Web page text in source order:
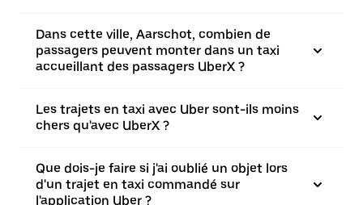
Dans cette ville, Aarschot, combien de
passagers peuvent monter dans un taxi
accueillant des passagers UberX ?
Les trajets en taxi avec Uber sont-ils moins
chers qu'avec UberX ?
Que dois-je faire si j'ai oublié un objet lors
d'un trajet en taxi commandé sur
l'application Uber ?